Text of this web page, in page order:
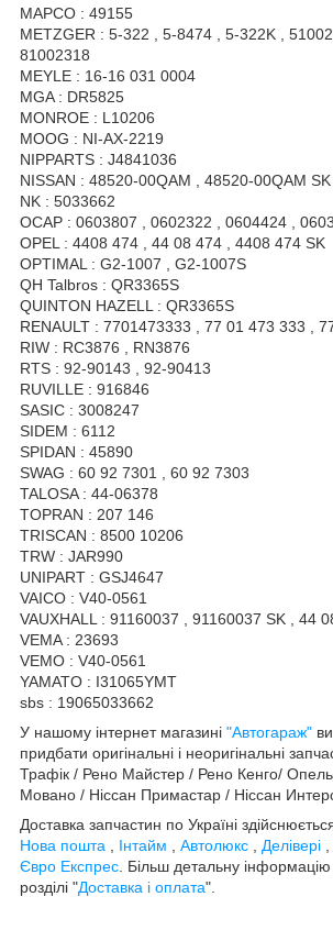
MAPCO : 49155
METZGER : 5-322 , 5-8474 , 5-322K ,
81002318
MEYLE : 16-16 031 0004
MGA : DR5825
MONROE : L10206
MOOG : NI-AX-2219
NIPPARTS : J4841036
NISSAN : 48520-00QAM , 48520-00QAM SK
NK : 5033662
OCAP : 0603807 , 0602322 , 0604424 ,
OPEL : 4408 474 , 44 08 474 , 4408 474 SK
OPTIMAL : G2-1007 , G2-1007S
QH Talbros : QR3365S
QUINTON HAZELL : QR3365S
RENAULT : 7701473333 , 77 01 473 333 ,
RIW : RC3876 , RN3876
RTS : 92-90143 , 92-90413
RUVILLE : 916846
SASIC : 3008247
SIDEM : 6112
SPIDAN : 45890
SWAG : 60 92 7301 , 60 92 7303
TALOSA : 44-06378
TOPRAN : 207 146
TRISCAN : 8500 10206
TRW : JAR990
UNIPART : GSJ4647
VAICO : V40-0561
VAUXHALL : 91160037 , 91160037 SK , 44
VEMA : 23693
VEMO : V40-0561
YAMATO : I31065YMT
sbs : 19065033662
У нашому інтернет магазині "Автогараж"
придбати оригінальні і неоригінальні
Трафік / Рено Майстер / Рено Кенго/
Мовано / Ніссан Примастар / Ніссан
Доставка запчастин по Україні
Нова пошта
Інтайм Автолюкс Делівері
Євро Експрес . Більш детальну
розділі "Доставка і оплата".